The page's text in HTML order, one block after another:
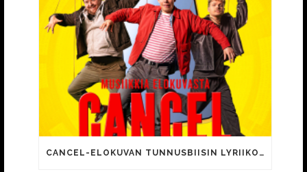
CANCEL-ELOKUVAN TUNNUSBIISIN LYRIIKOISSA TUTTUJA MEEMIHOKEMIA YOUTUBE-VIDEOILTA!